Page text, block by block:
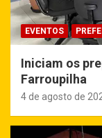
EVENTOS
Iniciam os
Farroupilha
4 de agosto de